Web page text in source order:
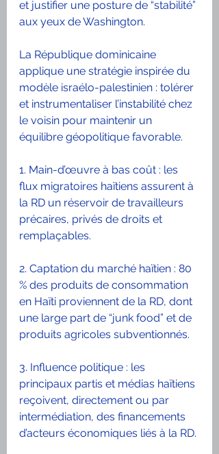
et justifier une posture de “stabilité”
aux yeux de Washington.
La République dominicaine
applique une stratégie inspirée du
modèle israélo-palestinien : tolérer
et instrumentaliser l’instabilité chez
le voisin pour maintenir un
équilibre géopolitique favorable.
1. Main-d’œuvre à bas coût : les
flux migratoires haïtiens assurent à
la RD un réservoir de travailleurs
précaires, privés de droits et
remplaçables.
2. Captation du marché haïtien : 80
% des produits de consommation
en Haïti proviennent de la RD, dont
une large part de “junk food” et de
produits agricoles subventionnés.
3. Influence politique : les
principaux partis et médias haïtiens
reçoivent, directement ou par
intermédiation, des financements
d’acteurs économiques liés à la RD.